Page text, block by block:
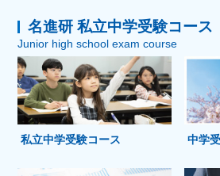
名進研 私立中学受験コース
Junior high school exam course
私立中学受験コース 中学